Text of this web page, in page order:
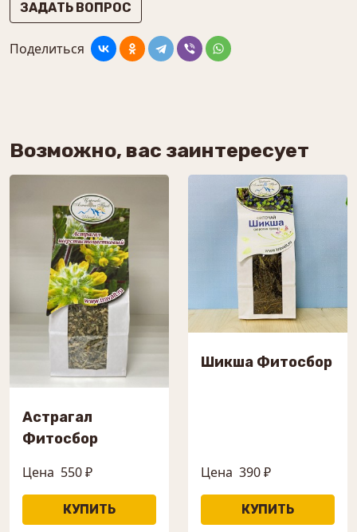
ЗАДАТЬ ВОПРОС
Поделиться
Возможно, вас заинтересует
Астрагал
Фитосбор
Цена 550 ₽
Шикша Фитосбор
Цена 390 ₽